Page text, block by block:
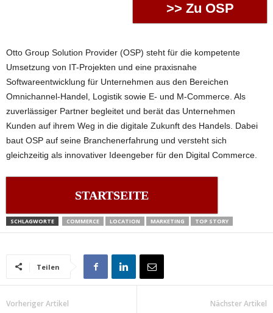
>> Zu OSP
Otto Group Solution Provider (OSP) steht für die kompetente
Umsetzung von IT-Projekten und eine praxisnahe
Softwareentwicklung für Unternehmen aus den Bereichen
Omnichannel-Handel, Logistik sowie E- und M-Commerce. Als
zuverlässiger Partner begleitet und berät das Unternehmen
Kunden auf ihrem Weg in die digitale Zukunft des Handels. Dabei
baut OSP auf seine Branchenerfahrung und versteht sich
gleichzeitig als innovativer Ideengeber für den Digital Commerce.
STARTSEITE
SCHLAGWORTE COMMERCE LOCATION MARKETING TOP STORY
Teilen
Vorheriger Artikel Nächster Artikel